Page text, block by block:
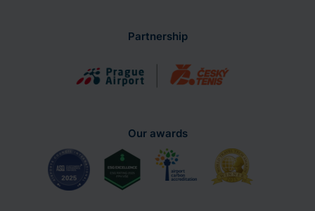
Partnership
Our awards